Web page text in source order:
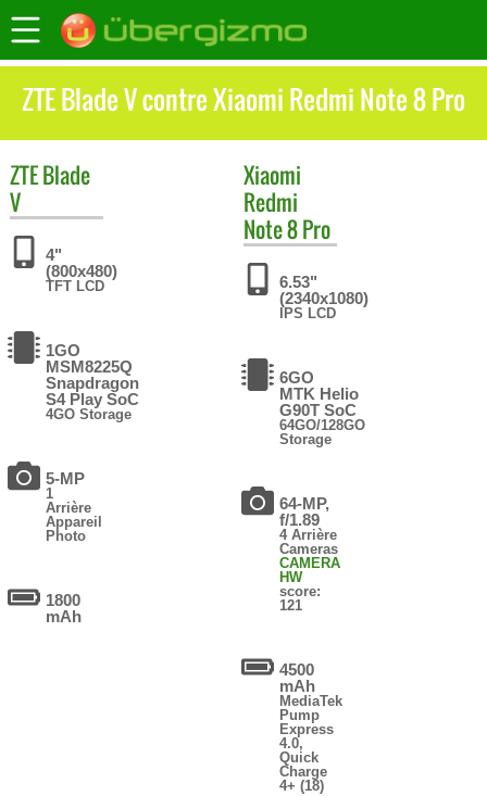
ZTE Blade V contre Xiaomi Redmi Note 8 Pro
ZTEBlade
V
4"
(800x480)
TFT LCD
1GO
MSM8225Q
Snapdragon
S4 Play SoC
4GO Storage
5-MP
1
Arrière
Appareil
Photo
1800
mAh
Xiaomi
Redmi
Note 8 Pro
6.53"
(2340x1080)
IPS LCD
6GO
MTK Helio
G90T SoC
64GO/128GO
Storage
64-MP,
f/1.89
4 Arrière
Cameras
CAMERA
HW
score:
121
4500
mAh
MediaTek
Pump
Express
4.0,
Quick
Charge
4+ (18)